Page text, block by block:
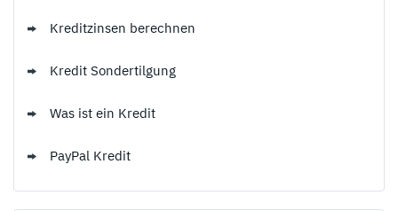
Kreditzinsen berechnen
Kredit Sondertilgung
Was ist ein Kredit
PayPal Kredit